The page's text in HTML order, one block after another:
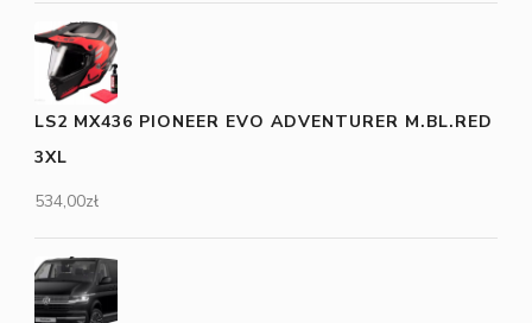
LS2 MX436 PIONEER EVO ADVENTURER M.BL.RED
3XL
534,00zł